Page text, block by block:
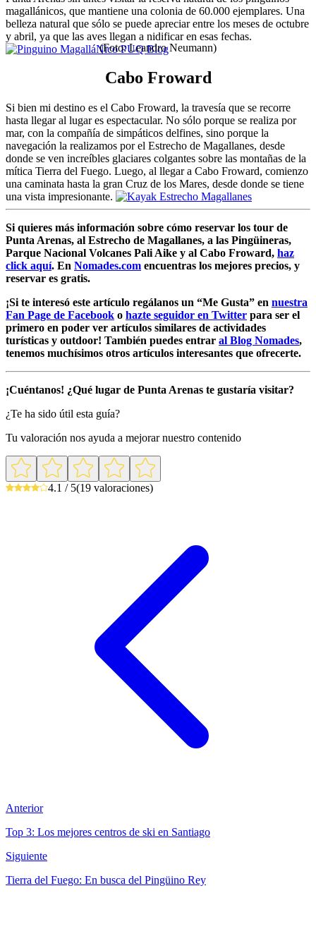
magallánicos, que mantiene una colonia de 60.000 ejemplares. Una
belleza natural que sólo se puede apreciar entre los meses de octubre
y abril, ya que las aves llegan a nidificar en esas fechas.
(Foto: Leandro Neumann)
Cabo Froward
Si bien mi destino es el Cabo Froward, la travesía que se recorre
hasta llegar al lugar es espectacular. No sólo porque se realiza por
mar, con la compañía de simpáticos delfines, sino porque la
navegación la realizamos por el Estrecho de Magallanes, desde
donde se ven increíbles glaciares colgantes sobre las montañas de la
mítica Tierra del Fuego. Luego, al llegar a Cabo Froward, comienzo
una caminata hasta la gran Cruz de los Mares, desde donde se tiene
una vista impresionante.
Si quieres más información sobre cómo reservar los tour de
Punta Arenas, al Estrecho de Magallanes, a las Pingüineras,
Parque Nacional Volcanes Pali Aike y al Cabo Froward, haz
click aquí. En Nomades.com encuentras los mejores precios, y
reservar es gratis.
¡Si te interesó este artículo regálanos un “Me Gusta” en nuestra
Fan Page de Facebook o hazte seguidor en Twitter para ser el
primero en poder ver artículos similares de actividades
turísticas y outdoor! También puedes entrar al Blog Nomades,
tenemos muchísimos otros artículos interesantes que ofrecerte.
¡Cuéntanos! ¿Qué lugar de Punta Arenas te gustaría visitar?
¿Te ha sido útil esta guía?
Tu valoración nos ayuda a mejorar nuestro contenido
4.1 / 5(19 valoraciones)
Anterior
Top 3: Los mejores centros de ski en Santiago
Siguiente
Tierra del Fuego: En busca del Pingüino Rey